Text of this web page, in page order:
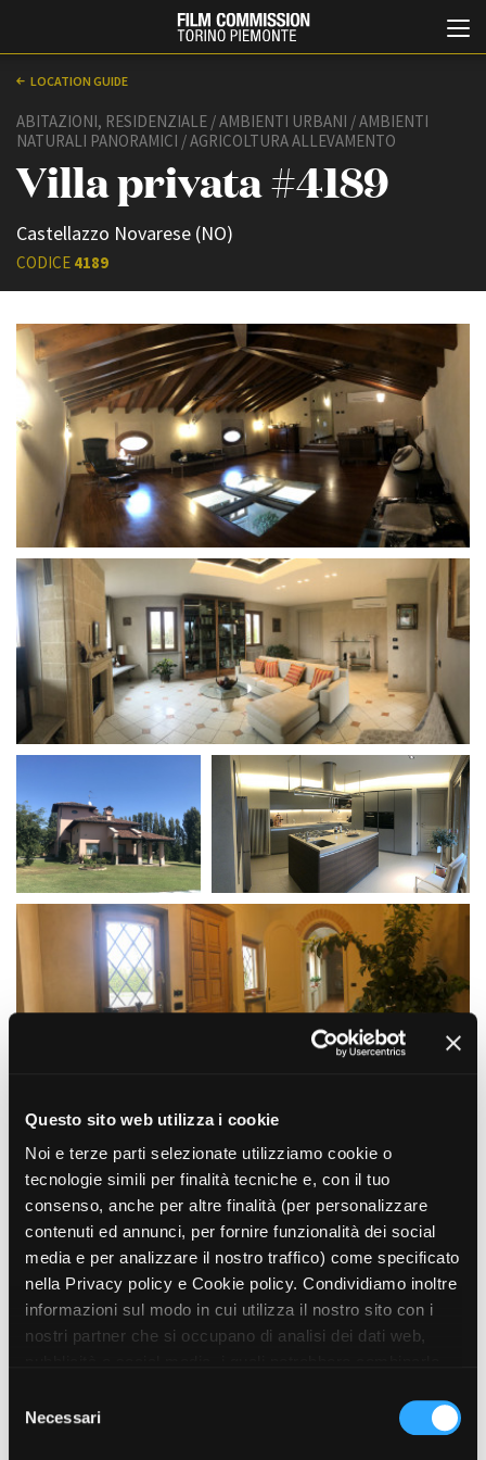
Questo sito web utilizza i cookie
Noi e terze parti selezionate utilizziamo cookie o
tecnologie simili per finalità tecniche e, con il tuo
consenso, anche per altre finalità (per personalizzare
contenuti ed annunci, per fornire funzionalità dei social
media e per analizzare il nostro traffico) come specificato
nella Privacy policy e Cookie policy. Condividiamo inoltre
informazioni sul modo in cui utilizza il nostro sito con i
nostri partner che si occupano di analisi dei dati web,
raccolto dal suo utilizzo dei loro servizi. Puoi liberamente
prestare, rifiutare o revocare il tuo consenso, in qualsiasi
Necessari
ABOUT
Chi siamo
Storia della Fondazione
Contatti
La sede
Partner
Rete regionale
Bilancio sociale
Amministrazione
trasparente
Bandi e gare
Sostenibilità ambientale
SERVIZI
Servizi generali
Location scouting
Spazi nella sede FCTP
Sala Casting
Sala Paolo Tenna
FILM FUNDS
Piemonte Film Tv Fund
Piemonte Film Tv
Development Fund
Piemonte Doc Film Fund
Short Film Fund
Professionisti
Attrici-Attori
Beginners
LOCATION GUIDE
FILM DATABASE
BOOK DATABASE
EVENTI, SPECIALI
Anteprime in Piemonte
TFI Torino Film Industry -
Production Days
Avenue Cove - Erasmus +
Guarda che storia!
La Grazia - Immagini e
location della Torino di Paolo
Open Day
Ciak in TOur!
FESTIVAL, MARKETS,
AWARDS
International Film Festival
Rotterdam
Berlinale Internationalen
Filmfestspiele Berlin
Festival de Cannes
Biografilm Festival - Bio to B
Industry Days
Locarno Film Festival
Mostra Internazionale d’Arte
Cinematografica Venezia
Toronto International Film
Festival
Festa del Cinema di Roma
Torino Film Festival
Nastri d’Argento
STRUMENTI
Location - Accedi al tuo
profilo
Location - Nuovo utente
Newsletter
Lavora con noi
Stage - Tirocini - Scuola e
Lavoro
Elenco Operatori Economici
per affidamento lavori in
LOCATION GUIDE
ABITAZIONI, RESIDENZIALE / AMBIENTI URBANI / AMBIENTI
NATURALI PANORAMICI / AGRICOLTURA ALLEVAMENTO
Villa privata #4189
Castellazzo Novarese (NO)
CODICE 4189